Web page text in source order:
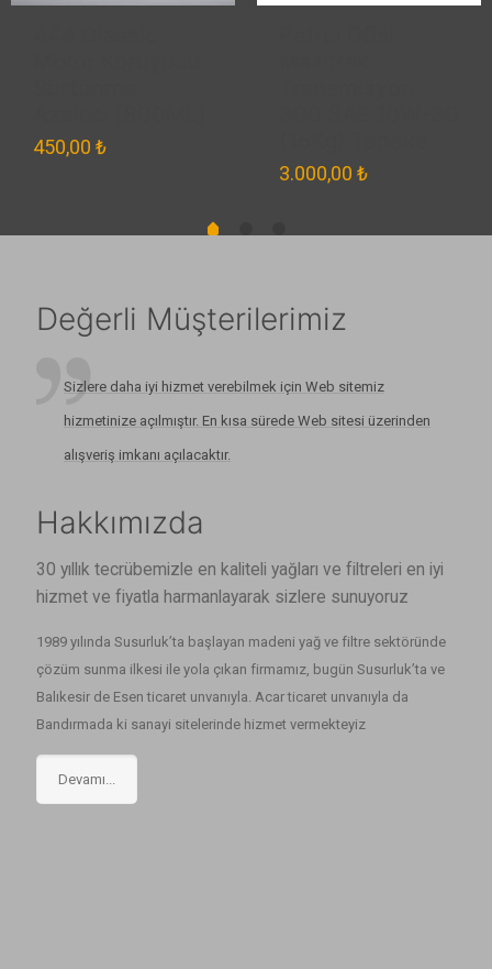
450,00 ₺
3.000,00 ₺
Değerli Müşterilerimiz
Sizlere daha iyi hizmet verebilmek için Web sitemiz
hizmetinize açılmıştır. En kısa sürede Web sitesi üzerinden
alışveriş imkanı açılacaktır.
Hakkımızda
30 yıllık tecrübemizle en kaliteli yağları ve filtreleri en iyi
hizmet ve fiyatla harmanlayarak sizlere sunuyoruz
1989 yılında Susurluk’ta başlayan madeni yağ ve filtre sektöründe
çözüm sunma ilkesi ile yola çıkan firmamız, bugün Susurluk’ta ve
Balıkesir de Esen ticaret unvanıyla. Acar ticaret unvanıyla da
Bandırmada ki sanayi sitelerinde hizmet vermekteyiz
Devamı...